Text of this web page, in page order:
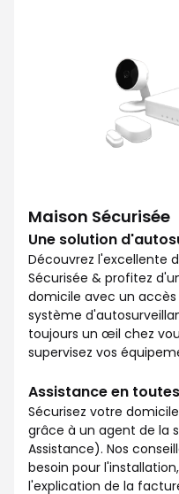
Maison Sécurisée
Une solution
Découvrez l'excellente
Sécurisée & profitez
domicile avec un
système
toujours un œil chez
supervisez vos
Assistance en
Sécurisez votre
grâce à un agent de la
Assistance). Nos
besoin pour
l'explication de la